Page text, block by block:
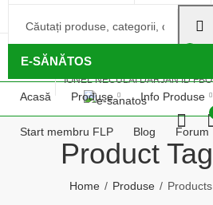
IONEL NECULAI DÂRJAN ID
E-SĂNĂTOS
Acasă Produse Info Produse
Start membru FLP Blog Forum
Product
Home Produse